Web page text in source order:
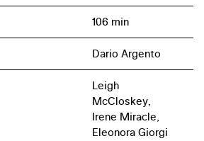
106 min
Dario Argento
Leigh
McCloskey,
Irene Miracle,
Eleonora Giorgi